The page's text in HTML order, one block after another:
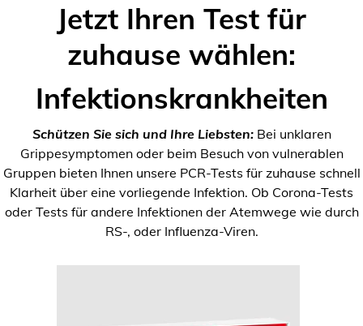
Jetzt Ihren Test für
zuhause wählen:
Infektionskrankheiten
Schützen Sie sich und Ihre Liebsten:Bei unklaren
Grippesymptomen oder beim Besuch von vulnerablen
Gruppen bieten Ihnen unsere PCR-Tests für zuhause schnell
Klarheit über eine vorliegende Infektion. Ob Corona-Tests
oder Tests für andere Infektionen der Atemwege wie durch
RS-, oder Influenza-Viren.